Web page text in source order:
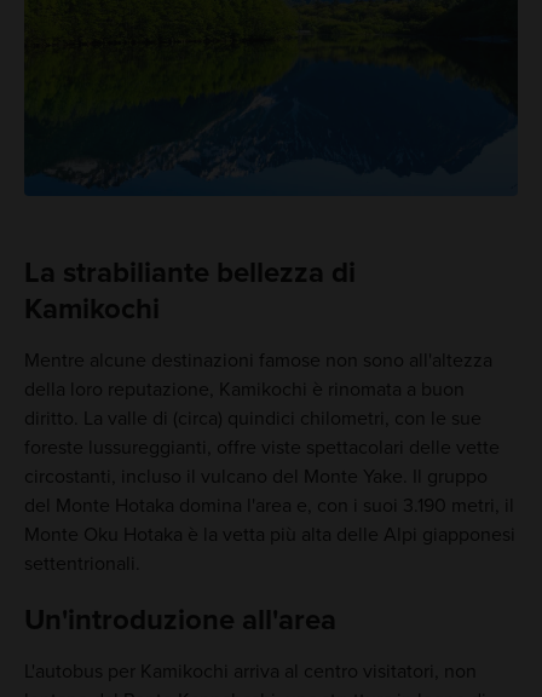
La strabiliante bellezza di
Kamikochi
Mentre alcune destinazioni famose non sono all'altezza
della loro reputazione, Kamikochi è rinomata a buon
diritto. La valle di (circa) quindici chilometri, con le sue
foreste lussureggianti, offre viste spettacolari delle vette
circostanti, incluso il vulcano del Monte Yake. Il gruppo
del Monte Hotaka domina l'area e, con i suoi 3.190 metri, il
Monte Oku Hotaka è la vetta più alta delle Alpi giapponesi
settentrionali.
Un'introduzione all'area
L'autobus per Kamikochi arriva al centro visitatori, non